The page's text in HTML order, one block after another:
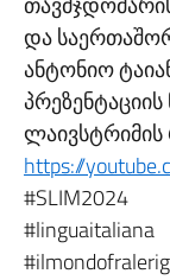
და
ანტონიო
ლაივსტრიმის
https://
#SLIM2024
#linguaitaliana